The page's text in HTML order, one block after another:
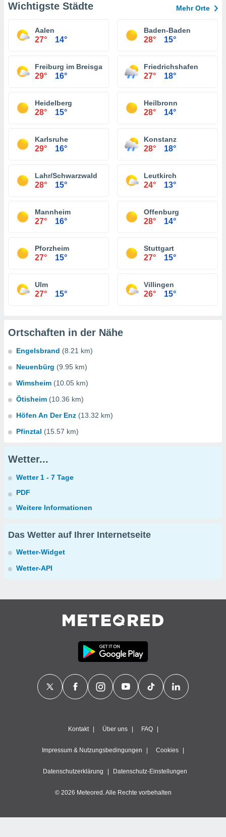
Wichtigste Städte Mehr Orte
Aalen
27° 14°
Baden-Baden
28° 15°
Freiburg im Breisgau
29° 16°
Friedrichshafen
27° 18°
Heidelberg
28° 15°
Heilbronn
28° 14°
Karlsruhe
29° 16°
Konstanz
28° 18°
Lahr/Schwarzwald
28° 15°
Leutkirch
24° 13°
Mannheim
27° 16°
Offenburg
28° 14°
Pforzheim
27° 15°
Stuttgart
27° 15°
Ulm
27° 15°
Villingen
26° 15°
Ortschaften in der Nähe
Engelsbrand (8.21 km)
Neuenbürg (9.95 km)
Wimsheim (10.05 km)
Ötisheim (10.36 km)
Höfen An Der Enz (13.32 km)
Pfinztal (15.57 km)
Wetter...
Wetter 1 - 7 Tage
PDF
Weitere Informationen
Das Wetter auf Ihrer Internetseite
Wetter-Widget
Wetter-API
Kontakt Über uns FAQ
Impressum & Nutzungsbedingungen Cookies
Datenschutzerklärung Datenschutz-Einstellungen
© 2026 Meteored. Alle Rechte vorbehalten